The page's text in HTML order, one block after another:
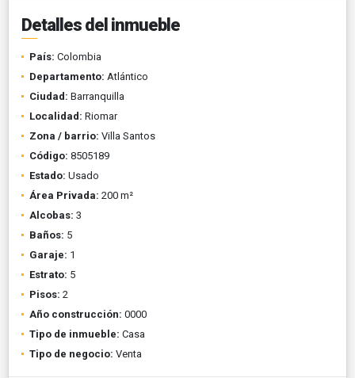
Detalles del inmueble
País: Colombia
Departamento: Atlántico
Ciudad: Barranquilla
Localidad: Riomar
Zona / barrio: Villa Santos
Código: 8505189
Estado: Usado
Área Privada: 200 m²
Alcobas: 3
Baños: 5
Garaje: 1
Estrato: 5
Pisos: 2
Año construcción: 0000
Tipo de inmueble: Casa
Tipo de negocio: Venta